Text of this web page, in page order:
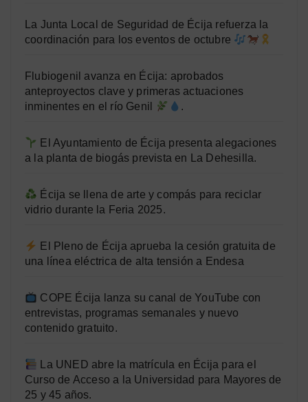
La Junta Local de Seguridad de Écija refuerza la
coordinación para los eventos de octubre
Flubiogenil avanza en Écija: aprobados
anteproyectos clave y primeras actuaciones
inminentes en el río Genil
.
El Ayuntamiento de Écija presenta alegaciones
a la planta de biogás prevista en La Dehesilla.
Écija se llena de arte y compás para reciclar
vidrio durante la Feria 2025.
El Pleno de Écija aprueba la cesión gratuita de
una línea eléctrica de alta tensión a Endesa
COPE Écija lanza su canal de YouTube con
entrevistas, programas semanales y nuevo
contenido gratuito.
La UNED abre la matrícula en Écija para el
Curso de Acceso a la Universidad para Mayores de
25 y 45 años.